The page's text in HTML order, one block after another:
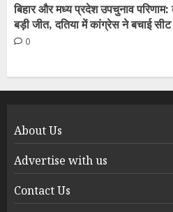
बिहार और मध्य प्रदेश उपचुनाव
बड़ी जीत, दतिया में कांग्रेस ने बचाई सीट
0
About Us
Advertise with us
Contact Us